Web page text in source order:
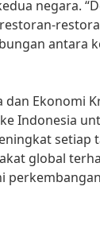
negara.
antara
Ekonomi
Indonesia
setiap
global